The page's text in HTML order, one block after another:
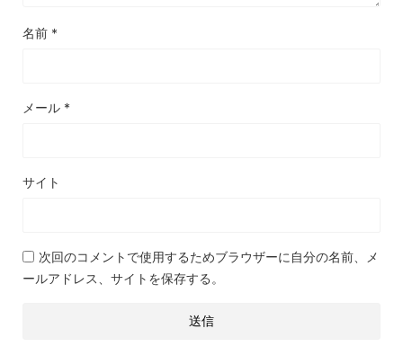
名前 *
メール *
サイト
次回のコメントで使用するためブラウザーに自分の名前、メ
ールアドレス、サイトを保存する。